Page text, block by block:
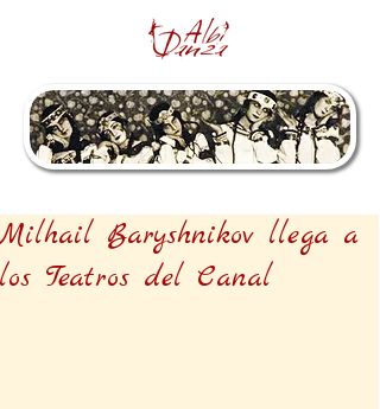
Milhail Baryshnikov llega a
los Teatros del Canal